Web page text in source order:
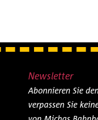
Newsletter
Abonnieren Sie
verpassen Sie